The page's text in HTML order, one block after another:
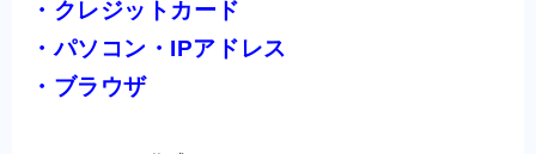
・クレジットカード
・パソコン・IPアドレス
・ブラウザ